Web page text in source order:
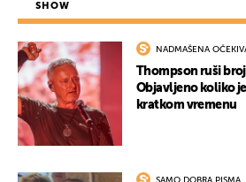
SHOW
NADMAŠENA
Thompson ruši
Objavljeno koliko
kratkom vremenu
UKLJUČITE